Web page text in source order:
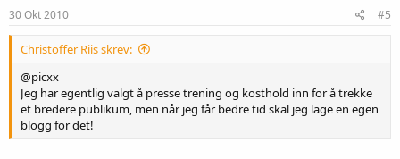
30 Okt 2010 #5
Christoffer Riis skrev:
@picxx
Jeg har egentlig valgt å presse trening og kosthold inn for å trekke
et bredere publikum, men når jeg får bedre tid skal jeg lage en egen
blogg for det!